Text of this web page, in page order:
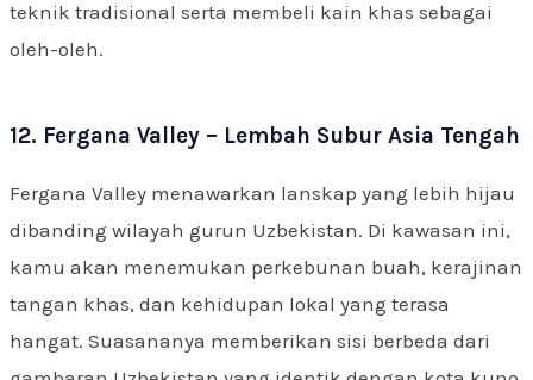
teknik tradisional serta membeli kain khas sebagai
oleh-oleh.
12. Fergana Valley – Lembah Subur Asia Tengah
Fergana Valley menawarkan lanskap yang lebih hijau
dibanding wilayah gurun Uzbekistan. Di kawasan ini,
kamu akan menemukan perkebunan buah, kerajinan
tangan khas, dan kehidupan lokal yang terasa
hangat. Suasananya memberikan sisi berbeda dari